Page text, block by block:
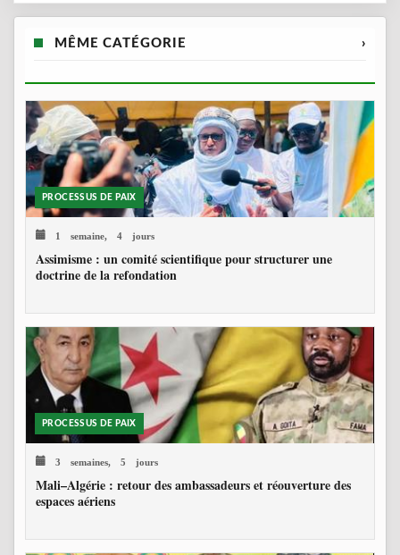
MÊME CATÉGORIE ›
PROCESSUS DE PAIX
1 semaine, 4 jours
Assimisme : un comité scientifique pour structurer une
doctrine de la refondation
PROCESSUS DE PAIX
3 semaines, 5 jours
Mali–Algérie : retour des ambassadeurs et réouverture des
espaces aériens